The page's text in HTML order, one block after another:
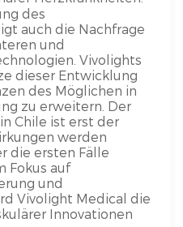
des
auch die Nachfrage
und
Vivolights
dieser Entwicklung
des Möglichen in
zu erweitern. Der
Chile ist erst der
werden
die ersten Fälle
Fokus auf
und
Vivolight Medical die
Innovationen